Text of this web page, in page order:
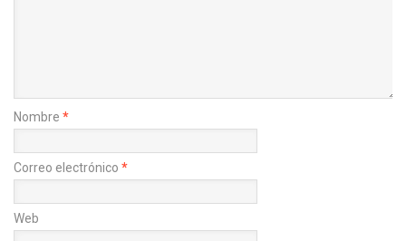
Nombre *
Correo electrónico *
Web